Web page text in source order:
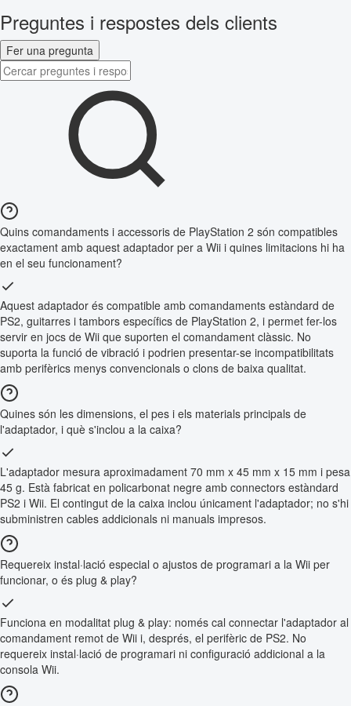
Preguntes i respostes dels clients
Fer una pregunta
Quins comandaments i accessoris de PlayStation 2 són compatibles
exactament amb aquest adaptador per a Wii i quines limitacions hi ha
en el seu funcionament?
Aquest adaptador és compatible amb comandaments estàndard de
PS2, guitarres i tambors específics de PlayStation 2, i permet fer-los
servir en jocs de Wii que suporten el comandament clàssic. No
suporta la funció de vibració i podrien presentar-se incompatibilitats
amb perifèrics menys convencionals o clons de baixa qualitat.
Quines són les dimensions, el pes i els materials principals de
l'adaptador, i què s'inclou a la caixa?
L'adaptador mesura aproximadament 70 mm x 45 mm x 15 mm i pesa
45 g. Està fabricat en policarbonat negre amb connectors estàndard
PS2 i Wii. El contingut de la caixa inclou únicament l'adaptador; no s'hi
subministren cables addicionals ni manuals impresos.
Requereix instal·lació especial o ajustos de programari a la Wii per
funcionar, o és plug & play?
Funciona en modalitat plug & play: només cal connectar l'adaptador al
comandament remot de Wii i, després, el perifèric de PS2. No
requereix instal·lació de programari ni configuració addicional a la
consola Wii.